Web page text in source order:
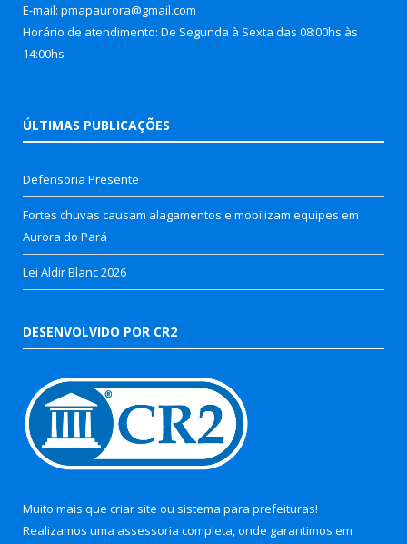
E-mail: pmapaurora@gmail.com
Horário de atendimento: De Segunda à Sexta das 08:00hs às
14:00hs
ÚLTIMAS PUBLICAÇÕES
Defensoria Presente
Fortes chuvas causam alagamentos e mobilizam equipes em
Aurora do Pará
Lei Aldir Blanc 2026
DESENVOLVIDO POR CR2
Muito mais que criar site ou sistema para prefeituras!
Realizamos uma assessoria completa, onde garantimos em